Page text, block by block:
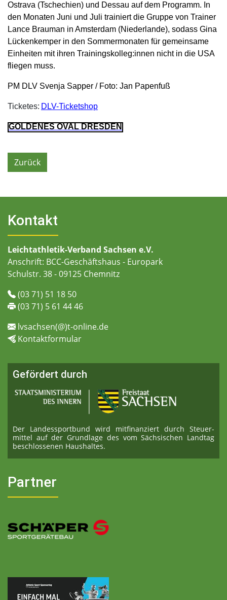
Ostrava (Tschechien) und Dessau auf dem Programm. In
den Monaten Juni und Juli trainiert die Gruppe von Trainer
Lance Brauman in Amsterdam (Niederlande), sodass Gina
Lückenkemper in den Sommermonaten für gemeinsame
Einheiten mit ihren Trainingskolleg:innen nicht in die USA
fliegen muss.
PM DLV Svenja Sapper / Foto: Jan Papenfuß
Ticketes: DLV-Ticketshop
GOLDENES OVAL DRESDEN
Zurück
Kontakt
Leichtathletik-Verband Sachsen e.V.
Anschrift: BCC-Geschäftshaus - Europark
Schulstr. 38 - 09125 Chemnitz
(03 71) 51 18 50
(03 71) 5 61 44 46
lvsachsen(@)t-online.de
Kontaktformular
Gefördert durch
Der Landessportbund wird mitfinanziert durch Steuer­
mittel auf der Grundlage des vom Sächsischen Landtag
beschlossenen Haushaltes.
Partner